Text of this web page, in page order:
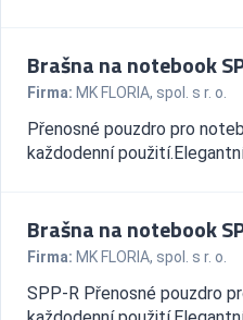
Brašna na notebook
Firma: MK FLORIA, spol. s r. o.
Přenosné pouzdro pro
každodenní
Brašna na notebook
Firma: MK FLORIA, spol. s r. o.
SPP-R Přenosné pouzdro